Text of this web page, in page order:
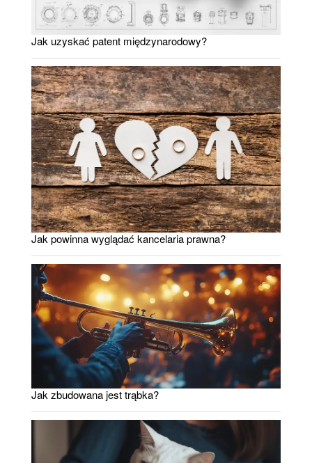
Jak uzyskać patent międzynarodowy?
Jak powinna wyglądać kancelaria prawna?
Jak zbudowana jest trąbka?